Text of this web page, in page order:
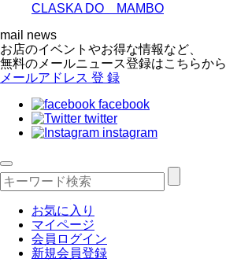
CLASKA DO MAMBO
mail news
お店のイベントやお得な情報など、
無料のメールニュース登録はこちらから
メールアドレス 登 録
facebook
twitter
instagram
お気に入り
マイページ
会員ログイン
新規会員登録